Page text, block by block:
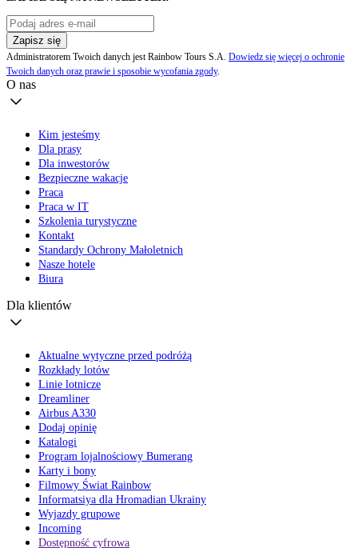
Zapisz się
Administratorem Twoich danych jest Rainbow Tours S.A. Dowiedz się więcej o ochronie
Twoich danych oraz prawie i sposobie wycofania zgody.
O nas
Kim jesteśmy
Dla prasy
Dla inwestorów
Bezpieczne wakacje
Praca
Praca w IT
Szkolenia turystyczne
Kontakt
Standardy Ochrony Małoletnich
Nasze hotele
Biura
Dla klientów
Aktualne wytyczne przed podróżą
Rozkłady lotów
Linie lotnicze
Dreamliner
Airbus A330
Dodaj opinię
Katalogi
Program lojalnościowy Bumerang
Karty i bony
Filmowy Świat Rainbow
Informatsiya dla Hromadian Ukrainy
Wyjazdy grupowe
Incoming
Dostępność cyfrowa